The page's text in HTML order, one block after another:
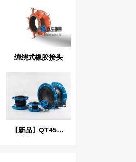
缠绕式橡胶接头
【新品】QT450球墨铸铁法兰橡胶接头